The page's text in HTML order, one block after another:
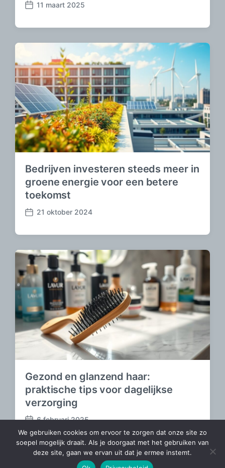
B
i
h
t
d
a
t
u
m
11 maart 2025
Bedrijven investeren steeds meer in
groene energie voor een betere
toekomst
B
i
c
h
t
u
m
21 oktober 2024
Gezond en glanzend haar:
praktische tips voor dagelijkse
verzorging
e
r
6 februari 2025
Thema doorAnders Norén
We gebruiken cookies om ervoor te zorgen dat onze site zo
soepel mogelijk draait. Als je doorgaat met het gebruiken van
deze site, gaan we ervan uit dat je ermee instemt.